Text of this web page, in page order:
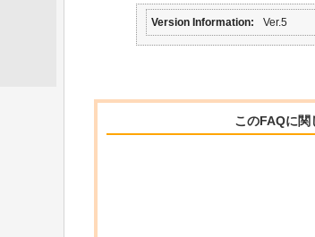
Version Information Ver.5
このFAQに関